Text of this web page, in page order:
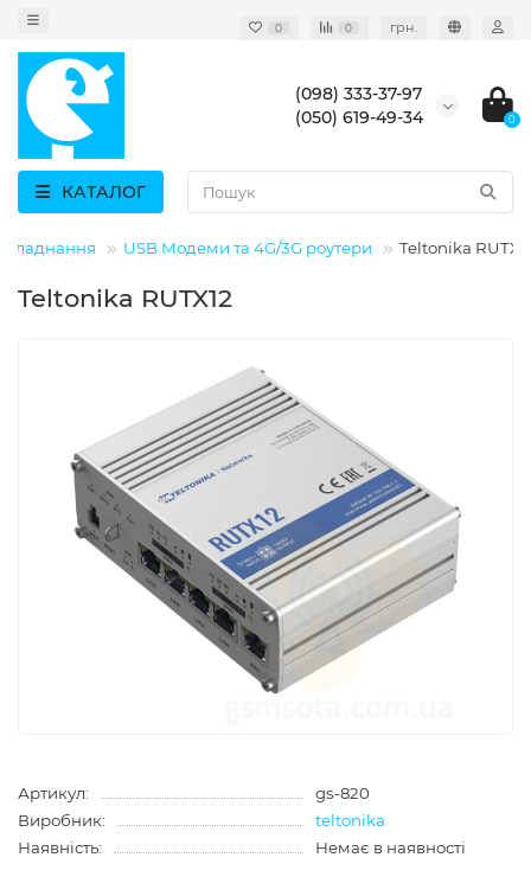
0 0 грн.
(098) 333-37-97
(050) 619-49-34
0
КАТАЛОГ
USB Модеми та 4G/3G роутери Teltonika
Teltonika RUTX12
Артикул:
gs-820
Виробник:
teltonika
Наявність:
Немає в наявності